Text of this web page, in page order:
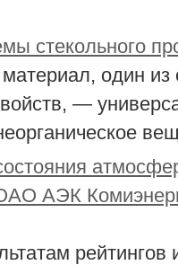
стекольного
один из
—
АЭК
рейтингов